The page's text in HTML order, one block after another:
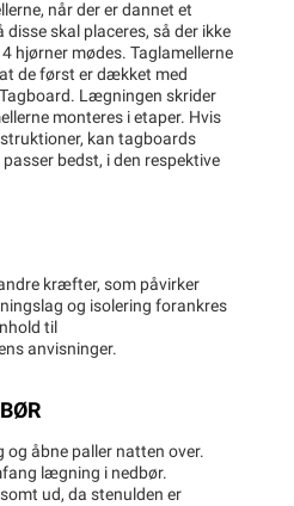
når der er dannet et
skal placeres, så der ikke
hjørner mødes. Taglamellerne
de først er dækket med
Lægningen skrider
monteres i etaper. Hvis
kan tagboards
bedst, i den respektive
kræfter, som påvirker
og isolering forankres
til
anvisninger.
åbne paller natten over.
lægning i nedbør.
ud, da stenulden er